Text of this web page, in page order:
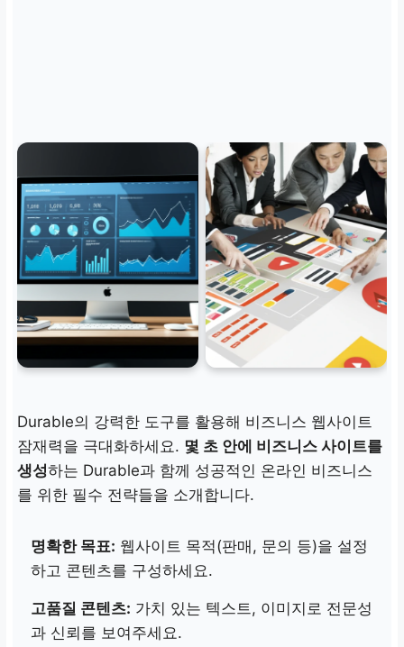
Durable의 강력한 도구를 활용해 비즈니스 웹사이트
잠재력을 극대화하세요. 몇 초 안에 비즈니스 사이트를
생성하는 Durable과 함께 성공적인 온라인 비즈니스
를 위한 필수 전략들을 소개합니다.
명확한 목표: 웹사이트 목적(판매, 문의 등)을 설정
하고 콘텐츠를 구성하세요.
고품질 콘텐츠: 가치 있는 텍스트, 이미지로 전문성
과 신뢰를 보여주세요.